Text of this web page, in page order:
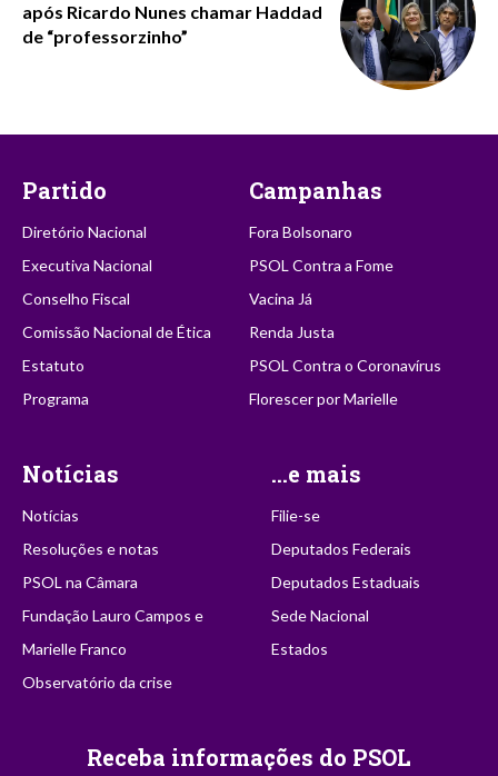
após Ricardo Nunes chamar Haddad
de “professorzinho”
Partido
Diretório Nacional
Executiva Nacional
Conselho Fiscal
Comissão Nacional de Ética
Estatuto
Programa
Campanhas
Fora Bolsonaro
PSOL Contra a Fome
Vacina Já
Renda Justa
PSOL Contra o Coronavírus
Florescer por Marielle
Notícias
Notícias
Resoluções e notas
PSOL na Câmara
Fundação Lauro Campos e
Marielle Franco
Observatório da crise
...e mais
Filie-se
Deputados Federais
Deputados Estaduais
Sede Nacional
Estados
Receba informações do PSOL